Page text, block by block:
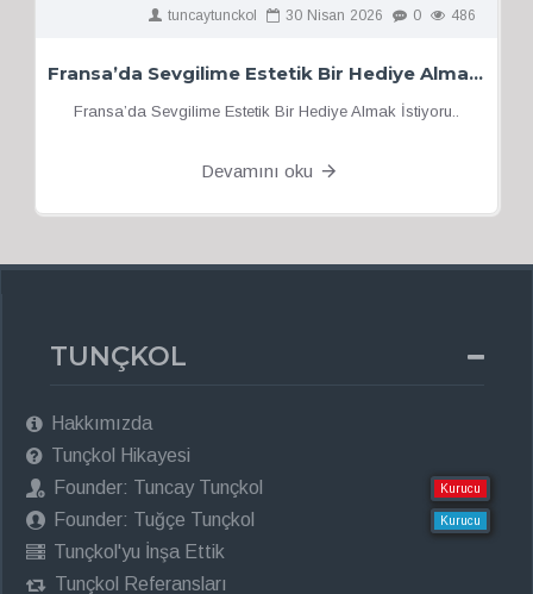
tuncaytunckol 30 Nisan 2026 0 486
Fransa’da Sevgilime Estetik Bir Hediye Almak İstiyorum
Fransa’da Sevgilime Estetik Bir Hediye Almak İstiyoru..
Devamını oku
TUNÇKOL
Hakkımızda
Tunçkol Hikayesi
Founder: Tuncay Tunçkol
Kurucu
Founder: Tuğçe Tunçkol Kurucu
Tunçkol'yu İnşa Ettik
Tunçkol Referansları